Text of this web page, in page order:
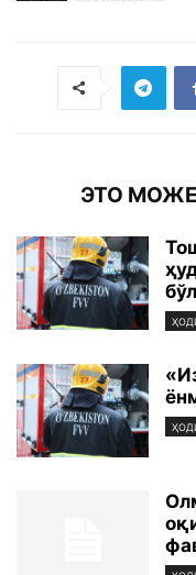
ЭТО